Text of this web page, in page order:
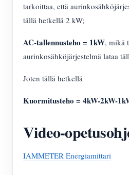
tarkoittaa, että
tällä hetkellä 2 kW;
AC-tallennusteho = 1kW, mikä
aurinkosähköjärjestelmä lataa
Joten tällä hetkellä
Kuormitusteho = 4kW-2kW-
Video-
IAMMETER Energiamittari